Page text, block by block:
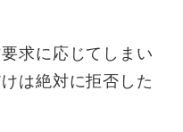
求に応じてしまい
は絶対に拒否した